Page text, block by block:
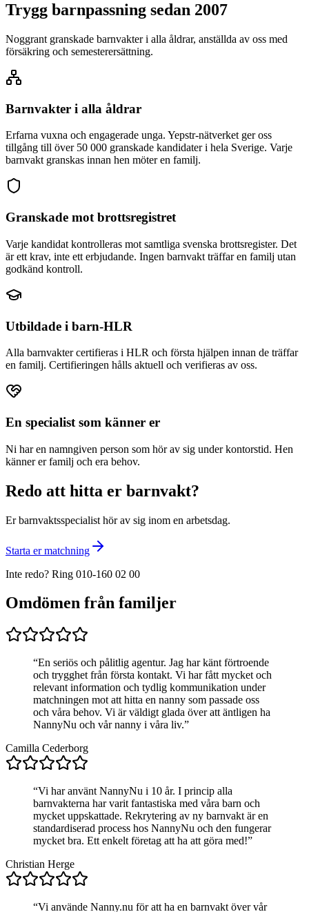
Trygg barnpassning sedan 2007
Noggrant granskade barnvakter i alla åldrar, anställda av oss med
försäkring och semesterersättning.
Barnvakter i alla åldrar
Erfarna vuxna och engagerade unga. Yepstr-nätverket ger oss
tillgång till över 50 000 granskade kandidater i hela Sverige. Varje
barnvakt granskas innan hen möter en familj.
Granskade mot brottsregistret
Varje kandidat kontrolleras mot samtliga svenska brottsregister. Det
är ett krav, inte ett erbjudande. Ingen barnvakt träffar en familj utan
godkänd kontroll.
Utbildade i barn-HLR
Alla barnvakter certifieras i HLR och första hjälpen innan de träffar
en familj. Certifieringen hålls aktuell och verifieras av oss.
En specialist som känner er
Ni har en namngiven person som hör av sig under kontorstid. Hen
känner er familj och era behov.
Redo att hitta er barnvakt?
Er barnvaktsspecialist hör av sig inom en arbetsdag.
Starta er matchning
Inte redo? Ring 010-160 02 00
Omdömen från familjer
“En seriös och pålitlig agentur. Jag har känt förtroende
och trygghet från första kontakt. Vi har fått mycket och
relevant information och tydlig kommunikation under
matchningen mot att hitta en nanny som passade oss
och våra behov. Vi är väldigt glada över att äntligen ha
NannyNu och vår nanny i våra liv.”
Camilla Cederborg
“Vi har använt NannyNu i 10 år. I princip alla
barnvakterna har varit fantastiska med våra barn och
mycket uppskattade. Rekrytering av ny barnvakt är en
standardiserad process hos NannyNu och den fungerar
mycket bra. Ett enkelt företag att ha att göra med!”
Christian Herge
“Vi använde Nanny.nu för att ha en barnvakt över vår